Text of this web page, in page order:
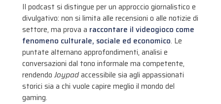
Il podcast si distingue per un approccio giornalistico e
divulgativo: non si limita alle recensioni o alle notizie di
settore, ma prova a raccontare il videogioco come
fenomeno culturale, sociale ed economico. Le
puntate alternano approfondimenti, analisi e
conversazioni dal tono informale ma competente,
rendendoJoypadaccessibile sia agli appassionati
storici sia a chi vuole capire meglio il mondo del
gaming.